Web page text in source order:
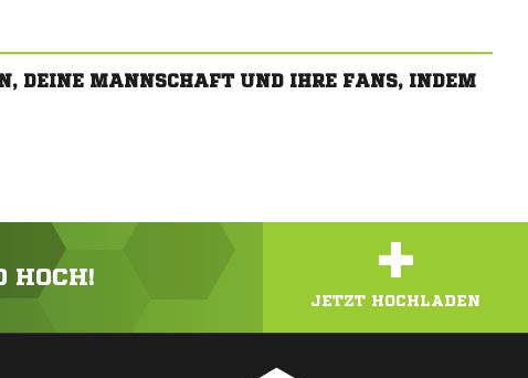
DEINE MANNSCHAFT UND IHRE FANS, INDEM
HOCH! +
JETZT HOCHLADEN